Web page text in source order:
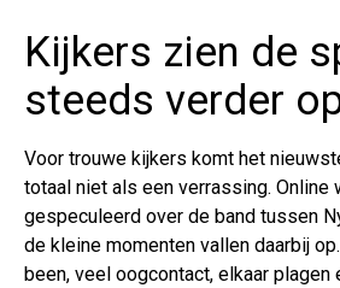
Kijkers zien de
steeds verder
Voor trouwe kijkers komt het
totaal niet als een verrassing. Online
gespeculeerd over de band tussen
de kleine momenten vallen daarbij
been, veel oogcontact, elkaar